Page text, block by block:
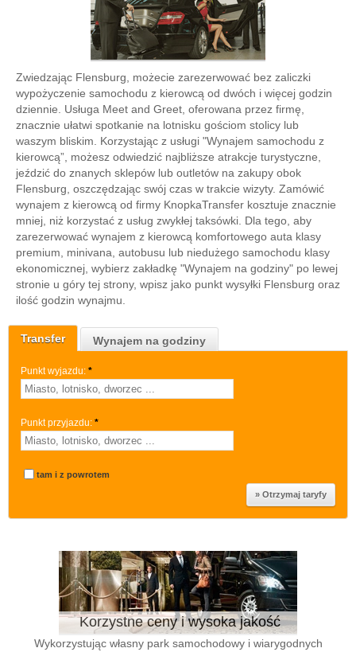
Transfer Wynajem na godziny
Punkt wyjazdu: *
Punkt przyjazdu: *
tam i z powrotem
Korzystne ceny i wysoka jakość
Wykorzystując własny park samochodowy i wiarygodnych
Zwiedzając Flensburg, możecie zarezerwować bez zaliczki
wypożyczenie samochodu z kierowcą od dwóch i więcej godzin
dziennie. Usługa Meet and Greet, oferowana przez firmę,
znacznie ułatwi spotkanie na lotnisku gościom stolicy lub
waszym bliskim. Korzystając z usługi "Wynajem samochodu z
kierowcą”, możesz odwiedzić najbliższe atrakcje turystyczne,
jeździć do znanych sklepów lub outletów na zakupy obok
Flensburg, oszczędzając swój czas w trakcie wizyty. Zamówić
wynajem z kierowcą od firmy KnopkaTransfer kosztuje znacznie
mniej, niż korzystać z usług zwykłej taksówki. Dla tego, aby
zarezerwować wynajem z kierowcą komfortowego auta klasy
premium, minivana, autobusu lub niedużego samochodu klasy
ekonomicznej, wybierz zakładkę "Wynajem na godziny" po lewej
stronie u góry tej strony, wpisz jako punkt wysyłki Flensburg oraz
ilość godzin wynajmu.